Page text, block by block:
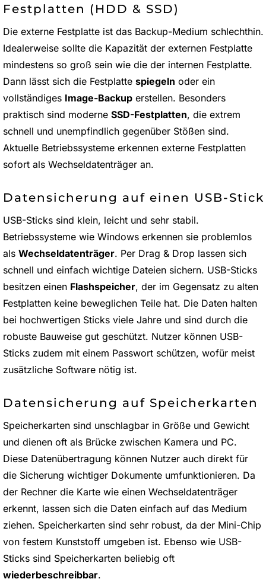
Festplatten (HDD & SSD)
Die externe Festplatte ist das Backup-Medium schlechthin.
Idealerweise sollte die Kapazität der externen Festplatte
mindestens so groß sein wie die der internen Festplatte.
Dann lässt sich die Festplatte spiegeln oder ein
vollständiges Image-Backup erstellen. Besonders
praktisch sind moderne SSD-Festplatten, die extrem
schnell und unempfindlich gegenüber Stößen sind.
Aktuelle Betriebssysteme erkennen externe Festplatten
sofort als Wechseldatenträger an.
Datensicherung auf einen USB-Stick
USB-Sticks sind klein, leicht und sehr stabil.
Betriebssysteme wie Windows erkennen sie problemlos
als Wechseldatenträger. Per Drag & Drop lassen sich
schnell und einfach wichtige Dateien sichern. USB-Sticks
besitzen einen Flashspeicher, der im Gegensatz zu alten
Festplatten keine beweglichen Teile hat. Die Daten halten
bei hochwertigen Sticks viele Jahre und sind durch die
robuste Bauweise gut geschützt. Nutzer können USB-
Sticks zudem mit einem Passwort schützen, wofür meist
zusätzliche Software nötig ist.
Datensicherung auf Speicherkarten
Speicherkarten sind unschlagbar in Größe und Gewicht
und dienen oft als Brücke zwischen Kamera und PC.
Diese Datenübertragung können Nutzer auch direkt für
die Sicherung wichtiger Dokumente umfunktionieren. Da
der Rechner die Karte wie einen Wechseldatenträger
erkennt, lassen sich die Daten einfach auf das Medium
ziehen. Speicherkarten sind sehr robust, da der Mini-Chip
von festem Kunststoff umgeben ist. Ebenso wie USB-
Sticks sind Speicherkarten beliebig oft
wiederbeschreibbar.